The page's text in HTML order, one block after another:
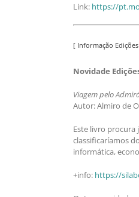
Link: https://
[ Informação
Novidade
Viagem pelo
Autor: Almiro de
Este livro procura
classificaríamos
informática,
+info: https://